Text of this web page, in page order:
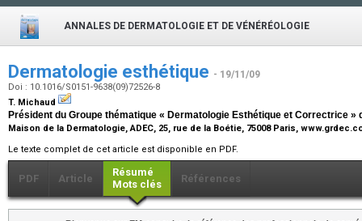
ANNALES DE DERMATOLOGIE ET DE VÉNÉRÉOLOGIE
Dermatologie esthétique - 19/11/09
Doi : 10.1016/S0151-9638(09)72526-8
T. Michaud
Président du Groupe thématique « Dermatologie Esthétique et Correctrice »
Maison de la Dermatologie, ADEC, 25, rue de la Boétie, 75008 Paris,
Le texte complet de cet article est disponible en PDF.
PDF Article
Résumé
Mots clés
Références